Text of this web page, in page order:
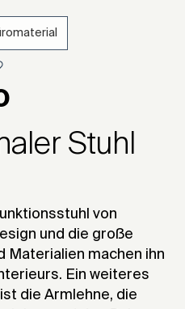
Stuhl
von
und die große
Materialien machen ihn
Ein weiteres
die Armlehne, die